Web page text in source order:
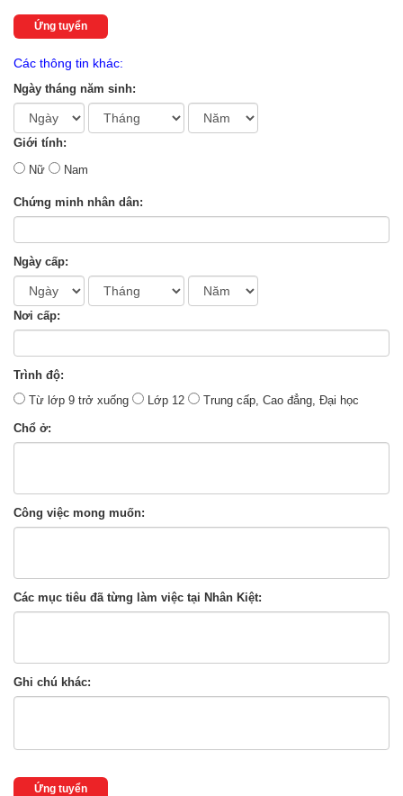
Ứng tuyển
Các thông tin khác:
Ngày tháng năm sinh:
Giới tính:
Nữ
Nam
Chứng minh nhân dân:
Ngày cấp:
Nơi cấp:
Trình độ:
Từ lớp 9 trở xuống
Lớp 12 Trung cấp, Cao đẳng, Đại học
Chổ ở:
Công việc mong muốn:
Các mục tiêu đã từng làm việc tại Nhân Kiệt:
Ghi chú khác:
Ứng tuyển